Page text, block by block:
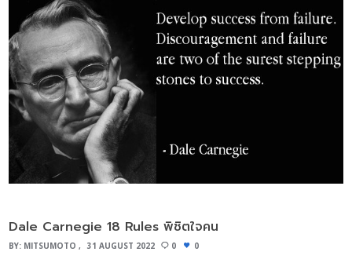
หรือโดนกันเอง ที่สำคัญคือต้องหันด้านลายขึ้นด้านบน ส่วนด้าน
หลังให้แนบไปกับเทปกาว ถ้าด้านหลังของของชิ้นนั้นเรียบ ก็ใช้
วิธีนี้ได้สะดวก อย่าลืมเช็ดทำความสะอาดของที่จะเอามาขึ้นแบบ
ซะก่อน ตวงซิลิโคนตามคำแนะนำที่ฉลาก ปกติต้องผสม Part A
กับ Part B เข้าด้วยกัน ซิลิโคนบางประเภทก็ต้องตวงเป็น
ปริมาตร แต่บางประเภทให้ตวงด้วยน้ำหนัก ก็ต้องอ่านคำแนะนำ
ที่ติดมากับซิลิโคนให้ดี แล้วตวงไปตามนั้นให้เป๊ะๆ เทซิลิโคนลงใน
พลาสติกแบบใช้แล้วทิ้ง ต้องใช้ซิลิโคนมากพอจะท่วมมิดของที่ใช้
ความสามารถของกระบวนการ ในช่วง Mass Production คำ
นิยามระหว่าง Cpk และ Ppk ค่า Cpk และ Ppk เป็นการนำค่า
เฉลี่ยของ กระบวนการ ค่าความผันแปรของกระบวนการและข้อ
กำหนดของลูกค้ามาคำนวณร่วมกัน ดัชนีชี้วัดดังกล่าว สะท้อน
ว่ากระบวนการมีขีดความสามารถแค่ไหนเมื่อเทียบ กับข้อกำหนด
ของลูกค้า Cpk เป็นค่าที่บอกถึงขีดความสามารถของ
กระบวนการในระยะสั้น คือ ที่เวลาใดเวลาหนึ่งกระบวนการ มีขีด
สามารถของ กระบวนการในระยะยาวซึ่งจะรวมเอาความผันแปรที่
Dale Carnegie 18 Rules พิชิตใจคน
BY: MITSUMOTO 31 AUGUST 2022 0 0